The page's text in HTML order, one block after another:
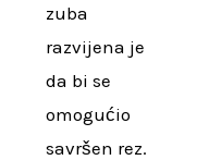
zuba
razvijena je
da bi se
omogućio
savršen rez.